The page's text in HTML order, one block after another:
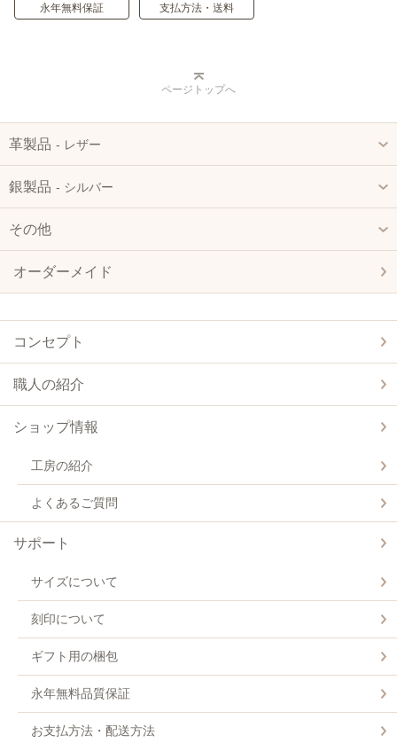
永年無料保証 支払方法・送料
ページトップへ
革製品 ‐ レザー
銀製品 ‐ シルバー
その他
オーダーメイド
コンセプト
職人の紹介
ショップ情報
工房の紹介
よくあるご質問
サポート
サイズについて
刻印について
ギフト用の梱包
永年無料品質保証
お支払方法・配送方法